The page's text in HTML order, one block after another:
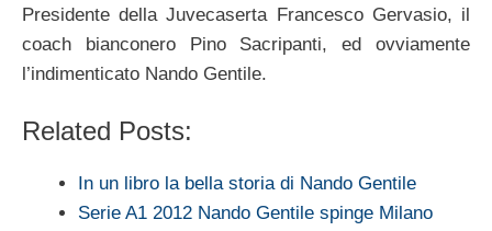
Presidente della Juvecaserta Francesco Gervasio, il
coach bianconero Pino Sacripanti, ed ovviamente
l’indimenticato Nando Gentile.
Related Posts:
In un libro la bella storia di Nando Gentile
Serie A1 2012 Nando Gentile spinge Milano